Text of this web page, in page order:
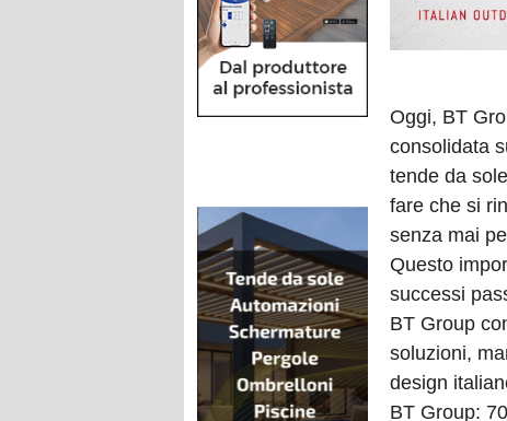
Oggi, BT
consolidata
tende da
fare che si
senza mai
Questo
successi
BT Group
soluzioni,
design
BT Group: